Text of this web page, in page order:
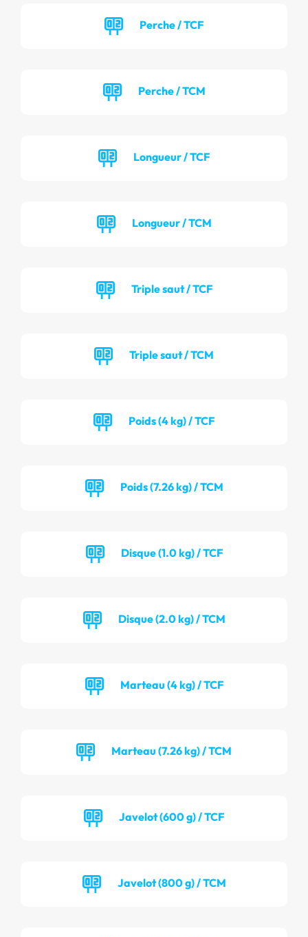
Perche / TCF
Perche / TCM
Longueur / TCF
Longueur / TCM
Triple saut / TCF
Triple saut / TCM
Poids (4 kg) / TCF
Poids (7.26 kg) / TCM
Disque (1.0 kg) / TCF
Disque (2.0 kg) / TCM
Marteau (4 kg) / TCF
Marteau (7.26 kg) / TCM
Javelot (600 g) / TCF
Javelot (800 g) / TCM